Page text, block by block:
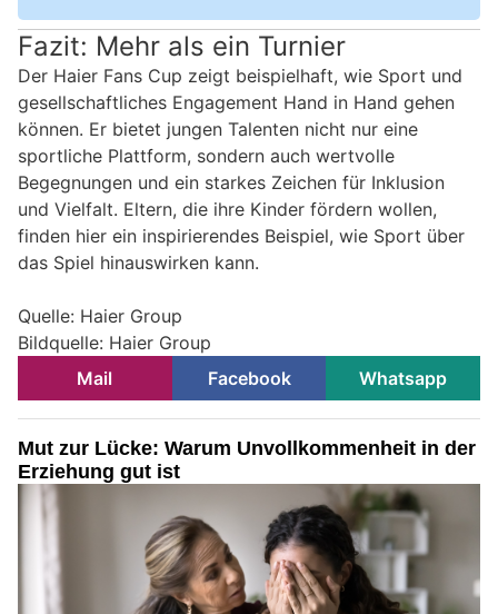
Fazit: Mehr als ein Turnier
Der Haier Fans Cup zeigt beispielhaft, wie Sport und
gesellschaftliches Engagement Hand in Hand gehen
können. Er bietet jungen Talenten nicht nur eine
sportliche Plattform, sondern auch wertvolle
Begegnungen und ein starkes Zeichen für Inklusion
und Vielfalt. Eltern, die ihre Kinder fördern wollen,
finden hier ein inspirierendes Beispiel, wie Sport über
das Spiel hinauswirken kann.
Quelle: Haier Group
Bildquelle: Haier Group
Mail
Facebook Whatsapp
Mut zur Lücke: Warum Unvollkommenheit in der
Erziehung gut ist